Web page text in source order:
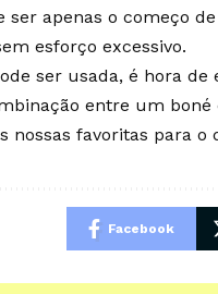
ser apenas o começo
esforço excessivo.
ser usada, é hora
entre um boné
nossas favoritas para o
Facebook